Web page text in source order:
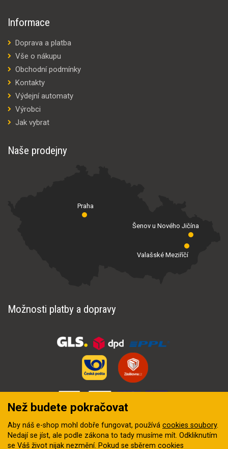
Informace
Doprava a platba
Vše o nákupu
Obchodní podmínky
Kontakty
Výdejní automaty
Výrobci
Jak vybrat
Naše prodejny
Praha
Valašské Meziříčí
Šenov u Nového Jičína
Možnosti platby a dopravy
Než budete pokračovat
Aby náš e-shop mohl dobře fungovat, používá cookies soubory.
Nedají se jíst, ale podle zákona to tady musíme mít. Odkliknutím
se Váš život nijak nezmění. Pokud se sběrem cookies